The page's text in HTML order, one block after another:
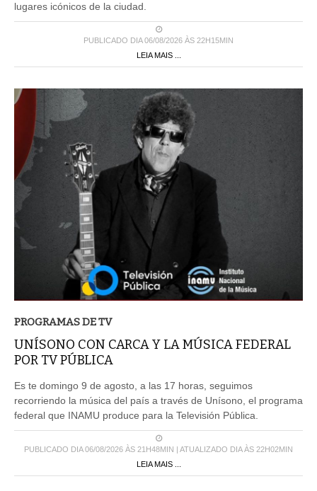
lugares icónicos de la ciudad.
PUBLICADO DIA 06/08/2026 ÀS 22H15MIN
LEIA MAIS ...
PROGRAMAS DE TV
UNÍSONO CON CARCA Y LA MÚSICA FEDERAL
POR TV PÚBLICA
Es te domingo 9 de agosto, a las 17 horas, seguimos
recorriendo la música del país a través de Unísono, el programa
federal que INAMU produce para la Televisión Pública.
PUBLICADO DIA 06/08/2026 ÀS 21H48MIN | ATUALIZADO DIA ÀS 22H02MIN
LEIA MAIS ...